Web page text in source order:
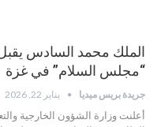
الملك محمد السادس
“مجلس السلام” في غزة
جريدة بريس ميديا يناير 22, 2026
أعلنت وزارة الشؤون الخارجية